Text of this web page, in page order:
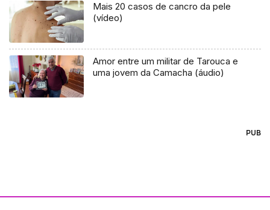
Mais 20 casos de cancro da pele
(vídeo)
Amor entre um militar de Tarouca e
uma jovem da Camacha (áudio)
PUB